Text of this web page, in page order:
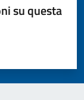
su questa